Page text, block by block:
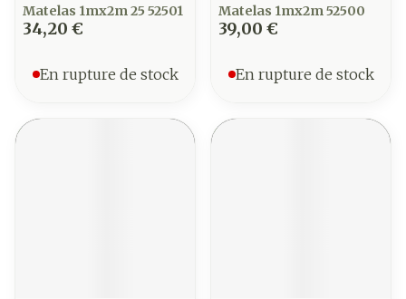
Matelas 1mx2m 25 52501
34,20 €
En rupture de stock
Matelas 1mx2m 52500
39,00 €
En rupture de stock